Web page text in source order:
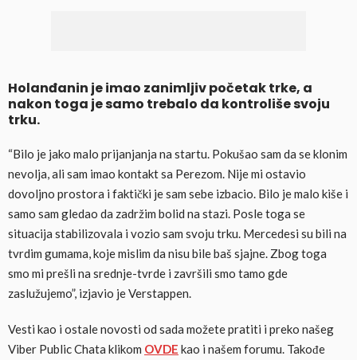
Holanđanin je imao zanimljiv početak trke, a
nakon toga je samo trebalo da kontroliše svoju
trku.
“Bilo je jako malo prijanjanja na startu. Pokušao sam da se klonim
nevolja, ali sam imao kontakt sa Perezom. Nije mi ostavio
dovoljno prostora i faktički je sam sebe izbacio. Bilo je malo kiše i
samo sam gledao da zadržim bolid na stazi. Posle toga se
situacija stabilizovala i vozio sam svoju trku. Mercedesi su bili na
tvrdim gumama, koje mislim da nisu bile baš sjajne. Zbog toga
smo mi prešli na srednje-tvrde i završili smo tamo gde
zaslužujemo”, izjavio je Verstappen.
Vesti kao i ostale novosti od sada možete pratiti i preko našeg
Viber Public Chata klikom OVDE kao i našem forumu. Takođe